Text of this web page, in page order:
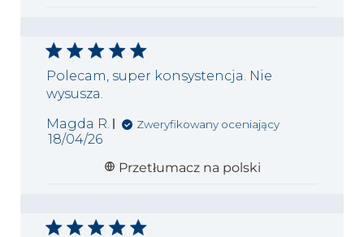
Polecam, super konsystencja. Nie
wysusza.
Magda R.
Zweryfikowany oceniający
Data
18/04/26
Przetłumacz na polski